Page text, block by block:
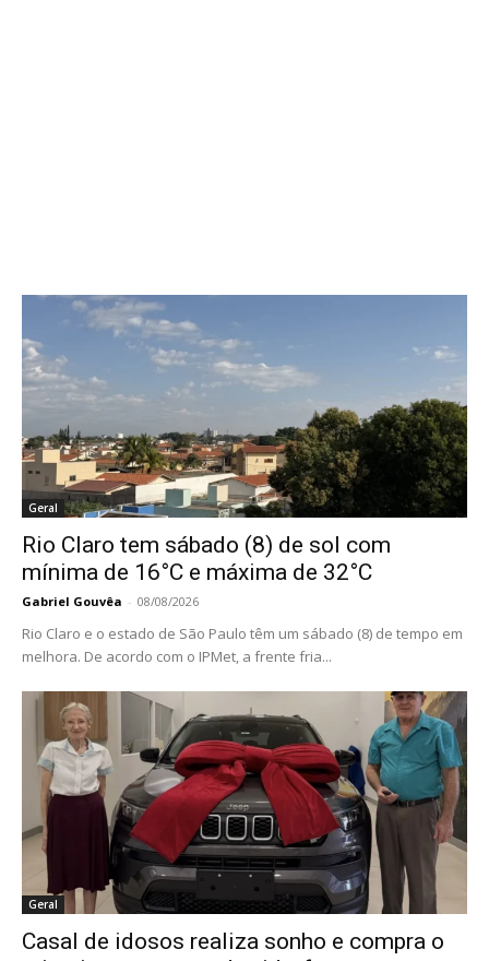
Geral
Rio Claro tem sábado (8) de sol com
mínima de 16°C e máxima de 32°C
Gabriel Gouvêa - 08/08/2026
Rio Claro e o estado de São Paulo têm um sábado (8) de tempo em
melhora. De acordo com o IPMet, a frente fria...
Geral
Casal de idosos realiza sonho e compra o